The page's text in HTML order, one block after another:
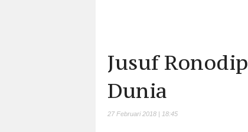
Jusuf
Dunia
27 Februari 2018 | 18:45